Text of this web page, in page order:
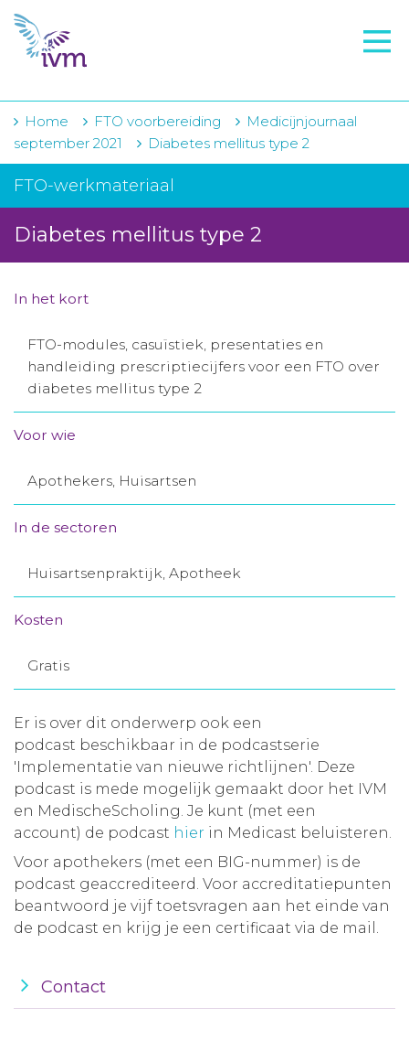
VMI
FTO voorbereiding
IVM-academie
Zorginstellingen
Voorschrijfgedrag
Projecten
Contact
Winkelwagentje
Aanmelden nieuwsbrief
Inloggen
Home FTO voorbereiding
Medicijnjournaal
september 2021
Diabetes mellitus type 2
FTO-werkmateriaal
Diabetes mellitus type 2
In het kort
FTO-modules, casuïstiek, presentaties en
handleiding prescriptiecijfers voor een FTO over
diabetes mellitus type 2
Voor wie
Apothekers, Huisartsen
In de sectoren
Huisartsenpraktijk, Apotheek
Kosten
Gratis
Er is over dit onderwerp ook een
podcast beschikbaar in de podcastserie
'Implementatie van nieuwe richtlijnen'. Deze
podcast is mede mogelijk gemaakt door het IVM
en MedischeScholing. Je kunt (met een
account) de podcast hier in Medicast beluisteren.
Voor apothekers (met een BIG-nummer) is de
podcast geaccrediteerd. Voor accreditatiepunten
beantwoord je vijf toetsvragen aan het einde van
de podcast en krijg je een certificaat via de mail.
Contact